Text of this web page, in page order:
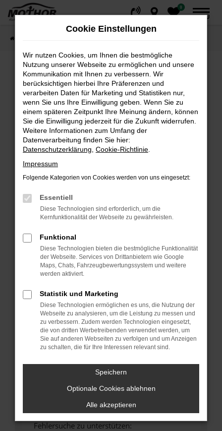
Zum
0
MENÜ
Fehler: Network Error
Beim Laden ist ein Fehler aufgetreten.
Hier sind ein paar Tipps, die dir helfen können:
Überprüfe deine Firewall und deine
Internetverbindung.
Suchmaschine?
Manche Erweiterungen, wie Werbeblocker,
können das Laden bestimmter Seiten
verhindern. Funktioniert die Seite in einem
Fenster?
Starte dein Gerät neu.
Das kann manchmal helfen, vorübergehende
Probleme zu beheben.
Stelle sicher, dass dein Browser und dein
Betriebssystem auf dem neuesten Stand
sind.
Veraltete Software birgt nicht nur ein
Sicherheitsrisiko, sondern kann auch dazu
führen, dass bestimmte Funktionen nicht mehr
Wende dich an den Webseitenbetreiber.
hast, kontaktiere uns bitte. Wir werden
versuchen, das Problem zu beheben. Du kannst
uns diesen Text schicken, um uns bei der
Fehlersuche zu unterstützen:
Cookie Einstellungen
Wir nutzen Cookies, um Ihnen die bestmögliche
Nutzung unserer Webseite zu ermöglichen und unsere
Kommunikation mit Ihnen zu verbessern. Wir
berücksichtigen hierbei Ihre Präferenzen und
verarbeiten Daten für Marketing und Statistiken nur,
wenn Sie uns Ihre Einwilligung geben. Wenn Sie zu
einem späteren Zeitpunkt Ihre Meinung ändern, können
Sie die Einwilligung jederzeit für die Zukunft widerrufen.
Weitere Informationen zum Umfang der
Datenverarbeitung finden Sie hier:
Datenschutzerklärung Cookie-Richtlinie
Impressum
Folgende Kategorien von Cookies werden von uns eingesetzt:
Essentiell
Diese Technologien sind erforderlich, um die
Kernfunktionalität der Webseite zu gewährleisten.
Funktional
Diese Technologien bieten die bestmögliche Funktionalität
der Webseite. Services von Drittanbietern wie Google
Maps, Chats, Fahrzeugbewertungssystem und weitere
werden aktiviert.
Statistik und Marketing
Diese Technologien ermöglichen es uns, die Nutzung der
Webseite zu analysieren, um die Leistung zu messen und
zu verbessern. Zudem werden Technologien eingesetzt,
die von dritten Werbetreibenden verwendet werden, um
Sie auf anderen Webseiten zu verfolgen und um Anzeigen
zu schalten, die für Ihre Interessen relevant sind.
Speichern
Optionale Cookies ablehnen
Alle akzeptieren